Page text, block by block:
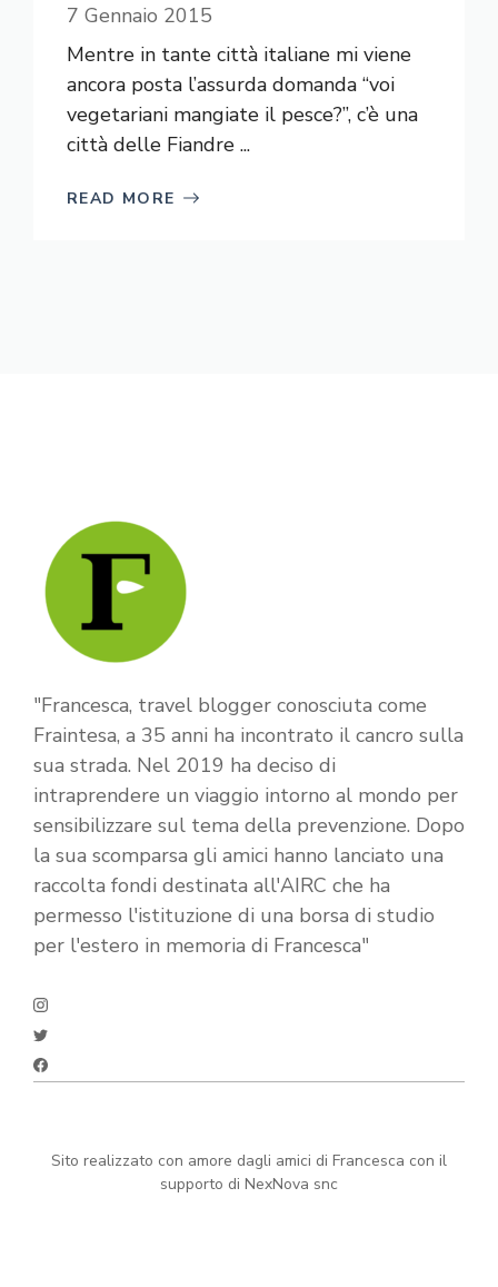
7 Gennaio 2015
Mentre in tante città italiane mi viene
ancora posta l’assurda domanda “voi
vegetariani mangiate il pesce?”, c’è una
città delle Fiandre ...
READ MORE
"Francesca, travel blogger conosciuta come
Fraintesa, a 35 anni ha incontrato il cancro sulla
sua strada. Nel 2019 ha deciso di
intraprendere un viaggio intorno al mondo per
sensibilizzare sul tema della prevenzione. Dopo
la sua scomparsa gli amici hanno lanciato una
raccolta fondi destinata all'AIRC che ha
permesso l'istituzione di una borsa di studio
per l'estero in memoria di Francesca"
Sito realizzato con amore dagli amici di Francesca con il
supporto di NexNova snc